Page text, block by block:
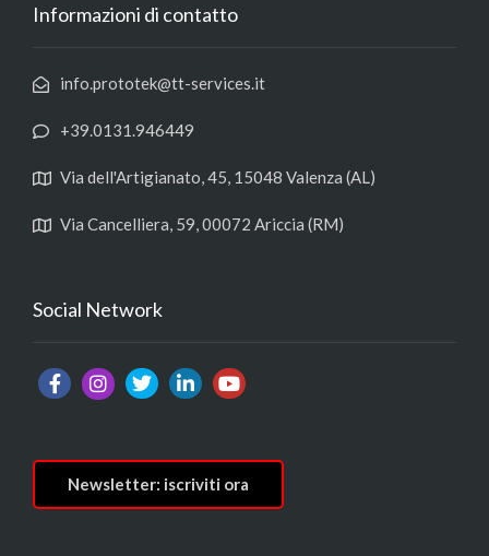
Informazioni di contatto
info.prototek@tt-services.it
+39.0131.946449
Via dell'Artigianato, 45, 15048 Valenza (AL)
Via Cancelliera, 59, 00072 Ariccia (RM)
Social Network
Newsletter: iscriviti ora